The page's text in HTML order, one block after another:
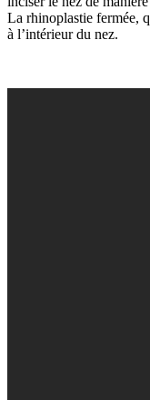
La rhinoplastie fermée,
à l’intérieur du nez.